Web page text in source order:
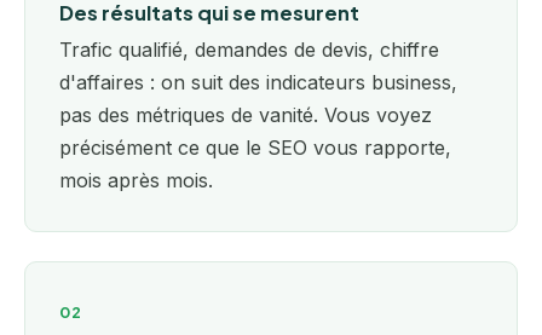
Des résultats qui se mesurent
Trafic qualifié, demandes de devis, chiffre
d'affaires : on suit des indicateurs business,
pas des métriques de vanité. Vous voyez
précisément ce que le SEO vous rapporte,
mois après mois.
02